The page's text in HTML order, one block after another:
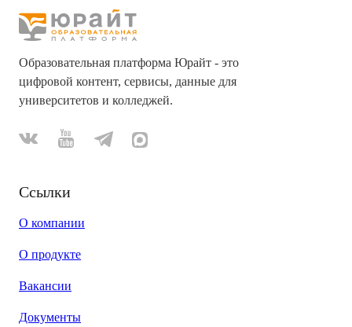
Образовательная платформа Юрайт - это
цифровой контент, сервисы, данные для
университетов и колледжей.
Ссылки
О компании
О продукте
Вакансии
Документы